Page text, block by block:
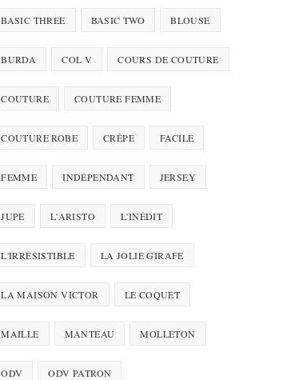
BASIC THREE BASIC TWO BLOUSE
BURDA COL V COURS DE COUTURE
COUTURE COUTURE FEMME
COUTURE ROBE CRÊPE FACILE
FEMME INDÉPENDANT JERSEY
JUPE L'ARISTO L'INÉDIT
L'IRRÉSISTIBLE LA JOLIE GIRAFE
LA MAISON VICTOR LE COQUET
MAILLE MANTEAU MOLLETON
ODV ODV PATRON